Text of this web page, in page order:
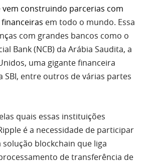
vem construindo parcerias com
em todo o mundo. Essa
com grandes bancos como o
Bank (NCB) da Arábia Saudita, a
uma gigante financeira
SBI, entre outros de várias partes
quais essas instituições
é a necessidade de participar
solução blockchain que liga
de transferência de